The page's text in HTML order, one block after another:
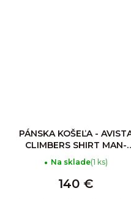
PÁNSKA KOŠEĽA -
CLIMBERS SHIRT MAN-
CORDUROY ALMOND
Na sklade(1 ks)
140 €